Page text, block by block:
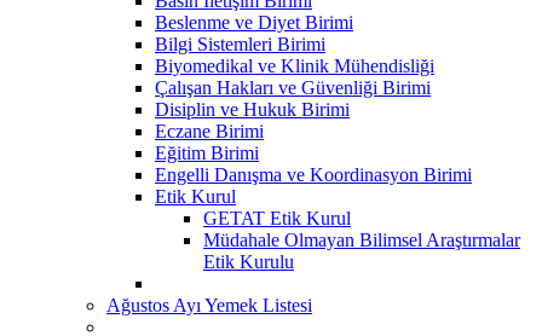
Beslenme ve Diyet Birimi
Bilgi Sistemleri Birimi
Biyomedikal ve Klinik Mühendisliği
Çalışan Hakları ve Güvenliği Birimi
Disiplin ve Hukuk Birimi
Eczane Birimi
Eğitim Birimi
Engelli Danışma ve Koordinasyon Birimi
Etik Kurul
GETAT Etik Kurul
Müdahale Olmayan Bilimsel Araştırmalar
Etik Kurulu
Ağustos Ayı Yemek Listesi